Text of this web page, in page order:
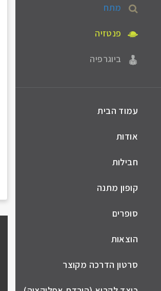
מתח
פנטזיה
ביוגרפיה
עמוד הבית
אודות
חבילות
קופון מתנה
סופרים
הוצאות
סרטון הדרכה מקוצר